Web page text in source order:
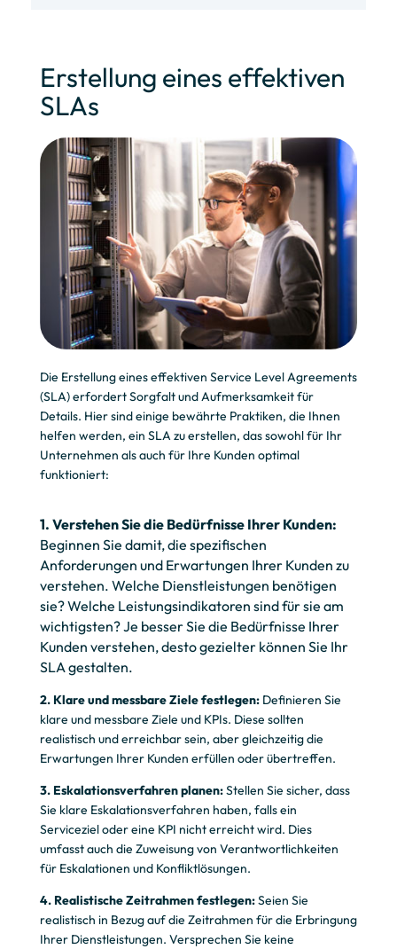
Erstellung eines effektiven
SLAs
Die Erstellung eines effektiven Service Level Agreements
(SLA) erfordert Sorgfalt und Aufmerksamkeit für
Details. Hier sind einige bewährte Praktiken, die Ihnen
helfen werden, ein SLA zu erstellen, das sowohl für Ihr
Unternehmen als auch für Ihre Kunden optimal
funktioniert:
1. Verstehen Sie die Bedürfnisse Ihrer Kunden:
Beginnen Sie damit, die spezifischen
Anforderungen und Erwartungen Ihrer Kunden zu
verstehen. Welche Dienstleistungen benötigen
sie? Welche Leistungsindikatoren sind für sie am
wichtigsten? Je besser Sie die Bedürfnisse Ihrer
Kunden verstehen, desto gezielter können Sie Ihr
SLA gestalten.
2. Klare und messbare Ziele festlegen: Definieren Sie
klare und messbare Ziele und KPIs. Diese sollten
realistisch und erreichbar sein, aber gleichzeitig die
Erwartungen Ihrer Kunden erfüllen oder übertreffen.
3. Eskalationsverfahren planen:Stellen Sie sicher, dass
Sie klare Eskalationsverfahren haben, falls ein
Serviceziel oder eine KPI nicht erreicht wird. Dies
umfasst auch die Zuweisung von Verantwortlichkeiten
für Eskalationen und Konfliktlösungen.
4. Realistische Zeitrahmen festlegen:Seien Sie
realistisch in Bezug auf die Zeitrahmen für die Erbringung
Ihrer Dienstleistungen. Versprechen Sie keine